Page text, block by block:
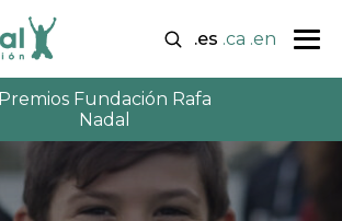
.es .ca .en
Premios Fundación Rafa
Nadal